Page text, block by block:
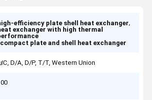
efficiency plate shell heat exchanger,
exchanger with high thermal
compact plate and shell heat exchanger
C, D/A, D/P, T/T, Western Union